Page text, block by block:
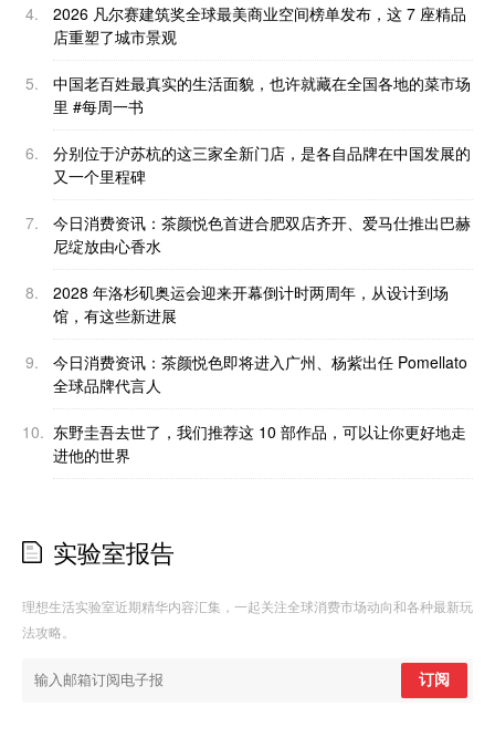
4.
2026 凡尔赛建筑奖全球最美商业空间榜单发布，这 7 座精品
店重塑了城市景观
5.
中国老百姓最真实的生活面貌，也许就藏在全国各地的菜市场
里 #每周一书
6.
分别位于沪苏杭的这三家全新门店，是各自品牌在中国发展的
又一个里程碑
7.
今日消费资讯：茶颜悦色首进合肥双店齐开、爱马仕推出巴赫
尼绽放由心香水
8.
2028 年洛杉矶奥运会迎来开幕倒计时两周年，从设计到场
馆，有这些新进展
9.
今日消费资讯：茶颜悦色即将进入广州、杨紫出任 Pomellato
全球品牌代言人
10. 东野圭吾去世了，我们推荐这 10 部作品，可以让你更好地走
进他的世界
实验室报告
理想生活实验室近期精华内容汇集，一起关注全球消费市场动向和各种最新玩
法攻略。